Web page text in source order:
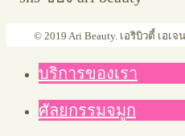
© 2019 Ari Beauty. เอริบิวตี้ เอเ
บริการของเรา
ศัลยกรรมจมูก